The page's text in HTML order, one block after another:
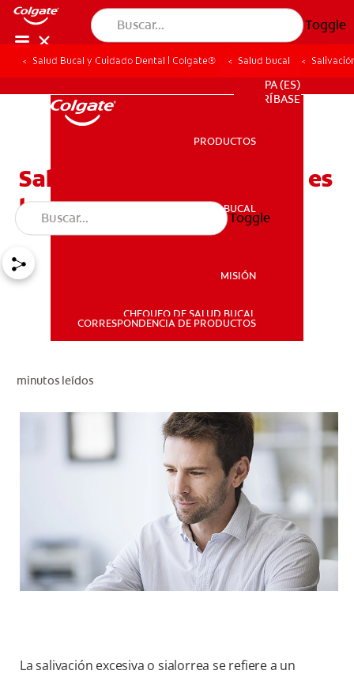
Toggle
SALUD BUCAL
PROMOCIONES
SUSCRÍBASE
PA (ES)
SUSCRÍBASE
PRODUCTOS
SALUD BUCAL
MISIÓN
CHEQUEO DE SALUD BUCAL
CORRESPONDENCIA DE PRODUCTOS
Toggle
Salud Bucal y Cuidado Dental | Colgate® Salud bucal
Salivación excesiva: ¿Qué es
lo normal?
minutos leídos
La salivación excesiva o sialorrea se refiere a un